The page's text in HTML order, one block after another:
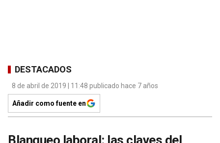
DESTACADOS
8 de abril de 2019 | 11:48 publicado hace 7 años
Añadir como fuente en